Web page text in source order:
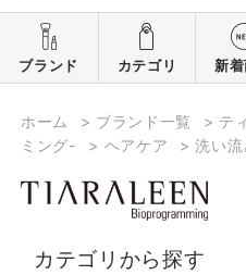
ブランド カテゴリ 新
ホーム > ブランド一覧 > テ
ミング-
> ヘアケア >洗い流
カテゴリから探す